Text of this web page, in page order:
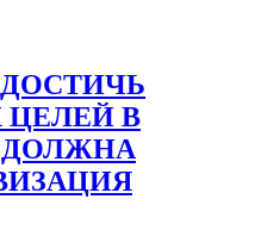
В
ДОЛЖНА